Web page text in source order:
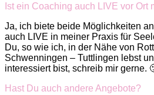
Ist ein Coaching auch LIVE vor Ort
Ja, ich biete beide Möglichkeiten
auch LIVE in meiner Praxis für
Du, so wie ich, in der Nähe von
Schwenningen – Tuttlingen lebst
interessiert bist, schreib mir gerne.
Hast Du auch andere Angebote?